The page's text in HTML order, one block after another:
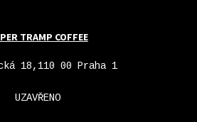
TRAMP COFFEE
18,110 00 Praha 1
UZAVŘENO